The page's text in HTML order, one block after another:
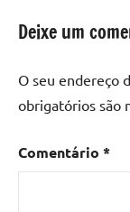
Deixe um
O seu endereço
obrigatórios são
Comentário *